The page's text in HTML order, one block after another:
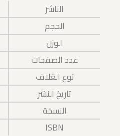
الناشر
الحجم
الوزن
عدد الصفحات
نوع الغلاف
تاريخ النشر
النسخة
ISBN